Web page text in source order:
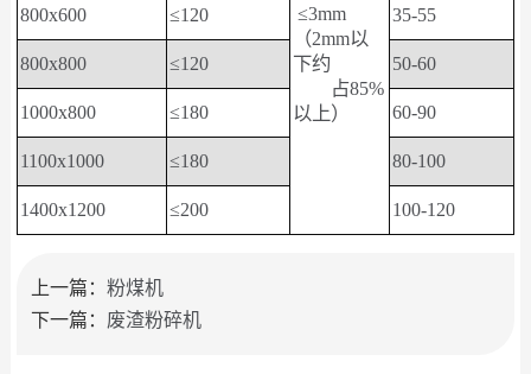
≤3mm
（2mm以
下约
占85%
以上）
800x600 ≤120 35-55
800x800 ≤120 50-60
1000x800 ≤180 60-90
1100x1000 ≤180 80-100
1400x1200 ≤200 100-120
上一篇： 粉煤机
下一篇： 废渣粉碎机